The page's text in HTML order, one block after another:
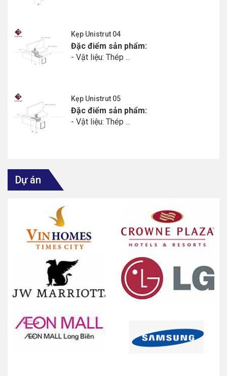
Kẹp Unistrut 04
Đặc điểm sản phẩm:
- Vật liệu: Thép ...
Kẹp Unistrut 05
Đặc điểm sản phẩm:
- Vật liệu: Thép ...
Dự án